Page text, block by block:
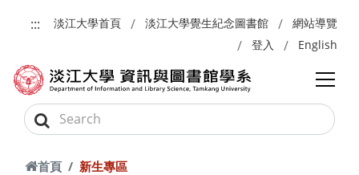
:::
淡江大學首頁 淡江大學覺生紀念圖書館
網站導覽
登入
English
首頁 新生專區